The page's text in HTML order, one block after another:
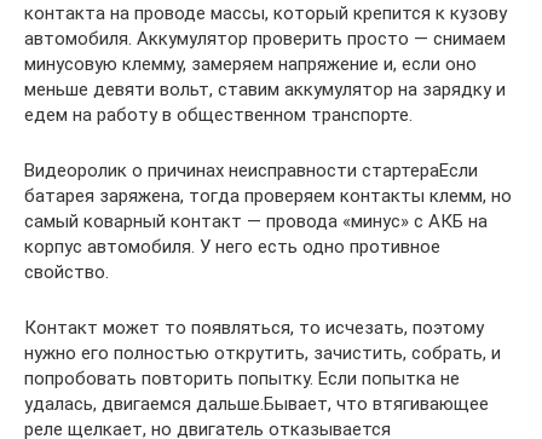
контакта на проводе массы, который крепится к кузову
автомобиля. Аккумулятор проверить просто — снимаем
минусовую клемму, замеряем напряжение и, если оно
меньше девяти вольт, ставим аккумулятор на зарядку и
едем на работу в общественном транспорте.
Видеоролик о причинах неисправности стартераЕсли
батарея заряжена, тогда проверяем контакты клемм, но
самый коварный контакт — провода «минус» с АКБ на
корпус автомобиля. У него есть одно противное
свойство.
Контакт может то появляться, то исчезать, поэтому
нужно его полностью открутить, зачистить, собрать, и
попробовать повторить попытку. Если попытка не
удалась, двигаемся дальше.Бывает, что втягивающее
реле щелкает, но двигатель отказывается